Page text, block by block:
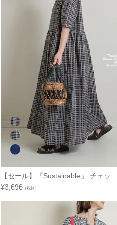
【セール】『Sustainable』 チェッ...
¥3,696 （税込）